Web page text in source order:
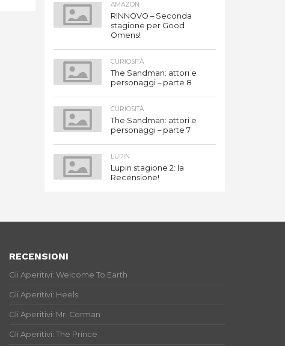
AMAZON
RINNOVO – Seconda
stagione per Good
Omens!
CURIOSITÀ
The Sandman: attori e
personaggi – parte 8
CURIOSITÀ
The Sandman: attori e
personaggi – parte 7
LUPIN
Lupin stagione 2: la
Recensione!
RECENSIONI
Gli Aperitivi: Welcome To Earth
Gli Aperitivi: Heels
Gli Aperitivi: Mr. Corman
Gli Aperitivi: The Prince